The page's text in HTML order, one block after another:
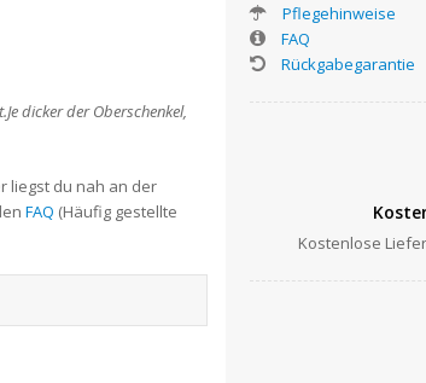
dicker der Oberschenkel,
liegst du nah an der
FAQ (Häufig gestellte
Pflegehinweise
FAQ
Rückgabegarantie
Kostenlose